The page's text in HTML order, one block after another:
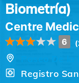
Biometría)
Centre
6
Registro